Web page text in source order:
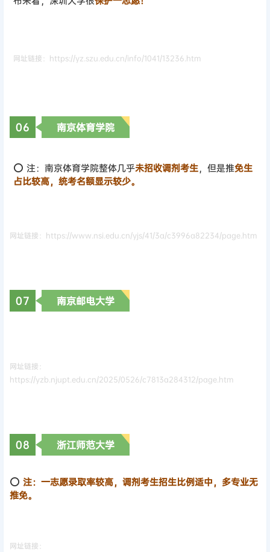
网址链接：https://yz.szu.edu.cn/info/1041/13236.htm
06 南京体育学院
⭕ 注：南京体育学院整体几乎未招收调剂考生，但是推免生
占比较高，统考名额显示较少。
网址链接：https://www.nsi.edu.cn/yjs/41/3a/c3996a82234/page.htm
07 南京邮电大学
网址链接：
https://yzb.njupt.edu.cn/2025/0526/c7813a284312/page.htm
08 浙江师范大学
⭕ 注：一志愿录取率较高，调剂考生招生比例适中，多专业无
推免。
网址链接：